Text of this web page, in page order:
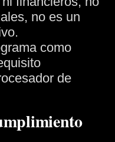
no es un
como
de